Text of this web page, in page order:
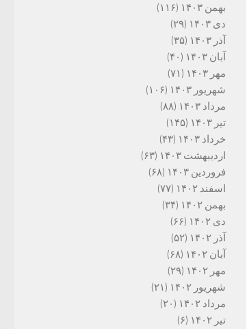
بهمن ۱۴۰۳
(۱۱۶)
دی ۱۴۰۳
(۲۹)
آذر ۱۴۰۳
(۳۵)
آبان ۱۴۰۳
(۴۰)
مهر ۱۴۰۳
(۷۱)
شهریور ۱۴۰۳
(۱۰۶)
مرداد ۱۴۰۳
(۸۸)
تیر ۱۴۰۳
(۱۴۵)
خرداد ۱۴۰۳
(۴۳)
اردیبهشت ۱۴۰۳
(۶۳)
فروردین ۱۴۰۳
(۶۸)
اسفند ۱۴۰۲
(۷۷)
بهمن ۱۴۰۲
(۳۴)
دی ۱۴۰۲
(۶۶)
آذر ۱۴۰۲
(۵۲)
آبان ۱۴۰۲
(۶۸)
مهر ۱۴۰۲
(۲۹)
شهریور ۱۴۰۲
(۲۱)
مرداد ۱۴۰۲
(۲۰)
تیر ۱۴۰۲
(۶)